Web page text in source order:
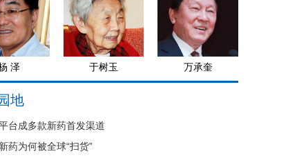
泽 于树玉 万承奎
地
台成多款新药首发渠道
药为何被全球“扫货”